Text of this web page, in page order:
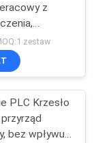
z
testowania
zestaw
PLC Krzesło
bez wpływu,